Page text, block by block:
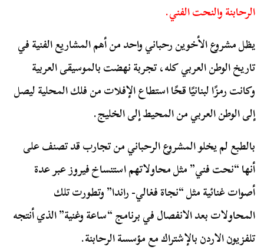
الرحابنة والنحت الفني.
يظل مشروع الأخوين رحباني واحد من أهم المشاريع الفنية في
تاريخ الوطن العربي كله، تجربة نهضت بالموسيقى العربية
وكانت رمزًا لبنانيًا قحًا استطاع الإفلات من فلك المحلية ليصل
إلى الوطن العربي من المحيط إلى الخليج.
بالطبع لم يخلو المشروع الرحباني من تجارب قد تصنف على
أنها “نحت فني” مثل محاولاتهم استنساخ فيروز عبر عدة
أصوات غنائية مثل “نجاة فغالي- راندا” وتطورت تلك
المحاولات بعد الانفصال في برنامج “ساعة وغنية” الذي أنتجه
تلفزيون الاردن بالإشتراك مع مؤسسة الرحابنة.